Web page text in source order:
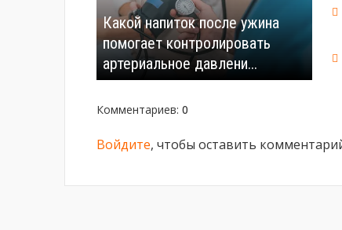
Какой напиток после ужина
помогает контролировать
артериальное давлени...
Комментариев: 0
Войдите, чтобы оставить